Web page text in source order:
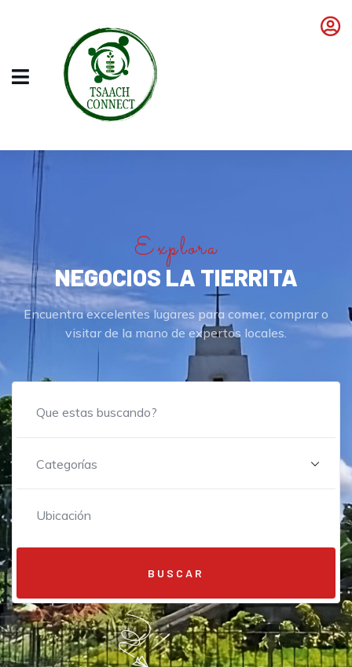
Explora
NEGOCIOS LA TIERRITA
Encuentra excelentes lugares para comer, comprar o
visitar de la mano de expertos locales.
BUSCAR